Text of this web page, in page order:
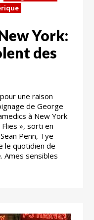
York:
des
une raison
de George
à New York
», sorti en
Penn, Tye
le quotidien de
Ames sensibles